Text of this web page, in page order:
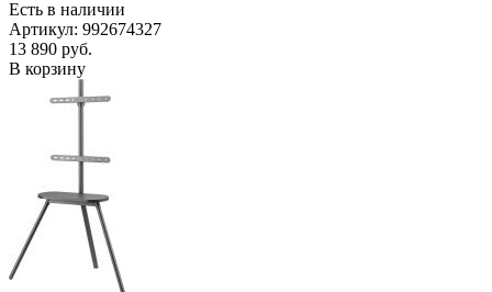
Есть в наличии
Артикул: 992674327
13 890 руб.
В корзину